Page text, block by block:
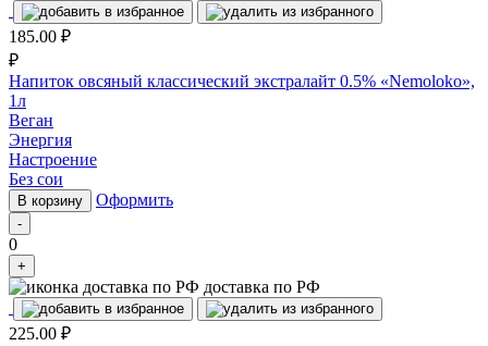
185.00 ₽
₽
Напиток овсяный классический экстралайт 0.5% «Nemoloko»,
1л
Веган
Энергия
Настроение
Без сои
В корзину Оформить
-
0
+
доставка по РФ
225.00 ₽